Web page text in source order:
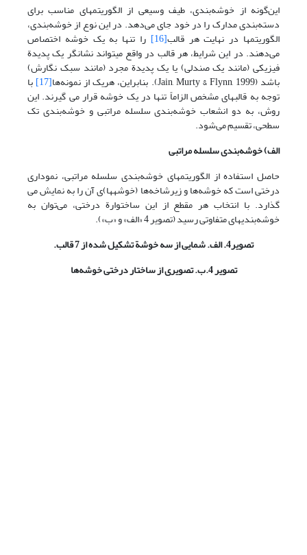
این‌گونه از خوشه‌بندی، طیف وسیعی از الگوریتمهای مناسب برای
دسته‌بندی مدارک را در خود جای می‌دهد. در این نوع از خوشه‌بندی،
الگوریتمها در نهایت هر قالب[16] را تنها به یک خوشه اختصاص
می‌دهند. در این شرایط، هر قالب در واقع می‏تواند نشانگر یک پدیدة
فیزیکی (مانند یک صندلی) یا یک پدیدة مجرد (مانند سبک نگارش)
باشد (Jain, Murty & Flynn, 1999). بنابراین، هریک از نمونه‌ها [17] با
توجه به قالبهای مشخص الزاماً تنها در یک خوشه قرار می گیرند. این
روش، به دو انشعاب خوشه‌بندی سلسله مراتبی و خوشه‌بندی تک
سطحی، تقسیم می‌شود.
الف) خوشه‌بندی سلسله مراتبی
حاصل استفاده از الگوریتمهای خوشه‌بندی سلسله مراتبی، نموداری
درختی است که خوشه‌ها و زیرشاخه‌ها (خوشه‏ها)ی آن را به نمایش می
گذارد. با انتخاب هر مقطع از این ساختوارة درختی، می‌توان به
خوشه‌بندیهای متفاوتی رسید (تصویر 4 «الف» و «ب»).
تصویر4. الف. شمایی از سه خوشة تشکیل شده از 7 قالب.
تصویر 4.ب. تصویری از ساختار درختی خوشه‌ها